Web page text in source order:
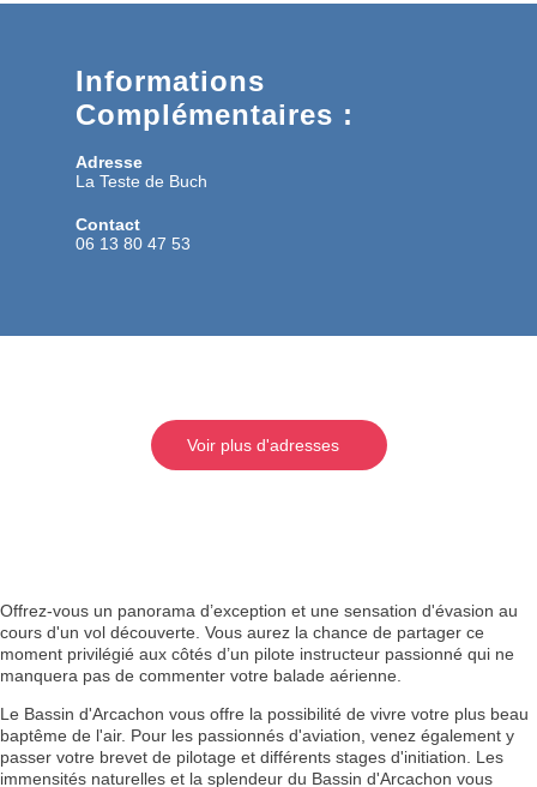
Informations
Complémentaires :
Adresse
La Teste de Buch
Contact
06 13 80 47 53
Voir plus d'adresses
Offrez-vous un panorama d’exception et une sensation d'évasion au
cours d'un vol découverte. Vous aurez la chance de partager ce
moment privilégié aux côtés d’un pilote instructeur passionné qui ne
manquera pas de commenter votre balade aérienne.
Le Bassin d'Arcachon vous offre la possibilité de vivre votre plus beau
baptême de l'air. Pour les passionnés d'aviation, venez également y
passer votre brevet de pilotage et différents stages d'initiation. Les
immensités naturelles et la splendeur du Bassin d'Arcachon vous